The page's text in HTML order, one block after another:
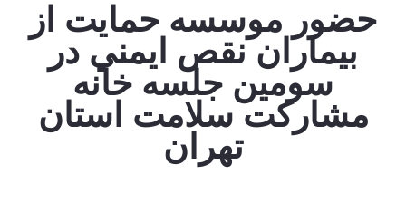
حضور موسسه حمايت از
بيماران نقص ايمني در
سومين جلسه خانه
مشاركت سلامت استان
تهران